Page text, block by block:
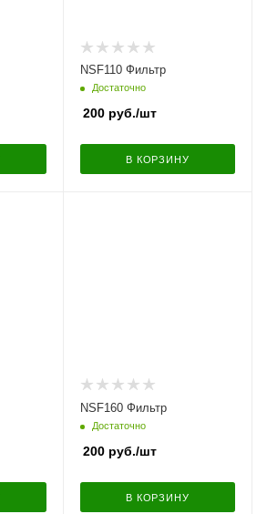
NSF110 Фильтр
Достаточно
200руб./шт
В КОРЗИНУ
NSF160 Фильтр
Достаточно
200руб./шт
В КОРЗИНУ